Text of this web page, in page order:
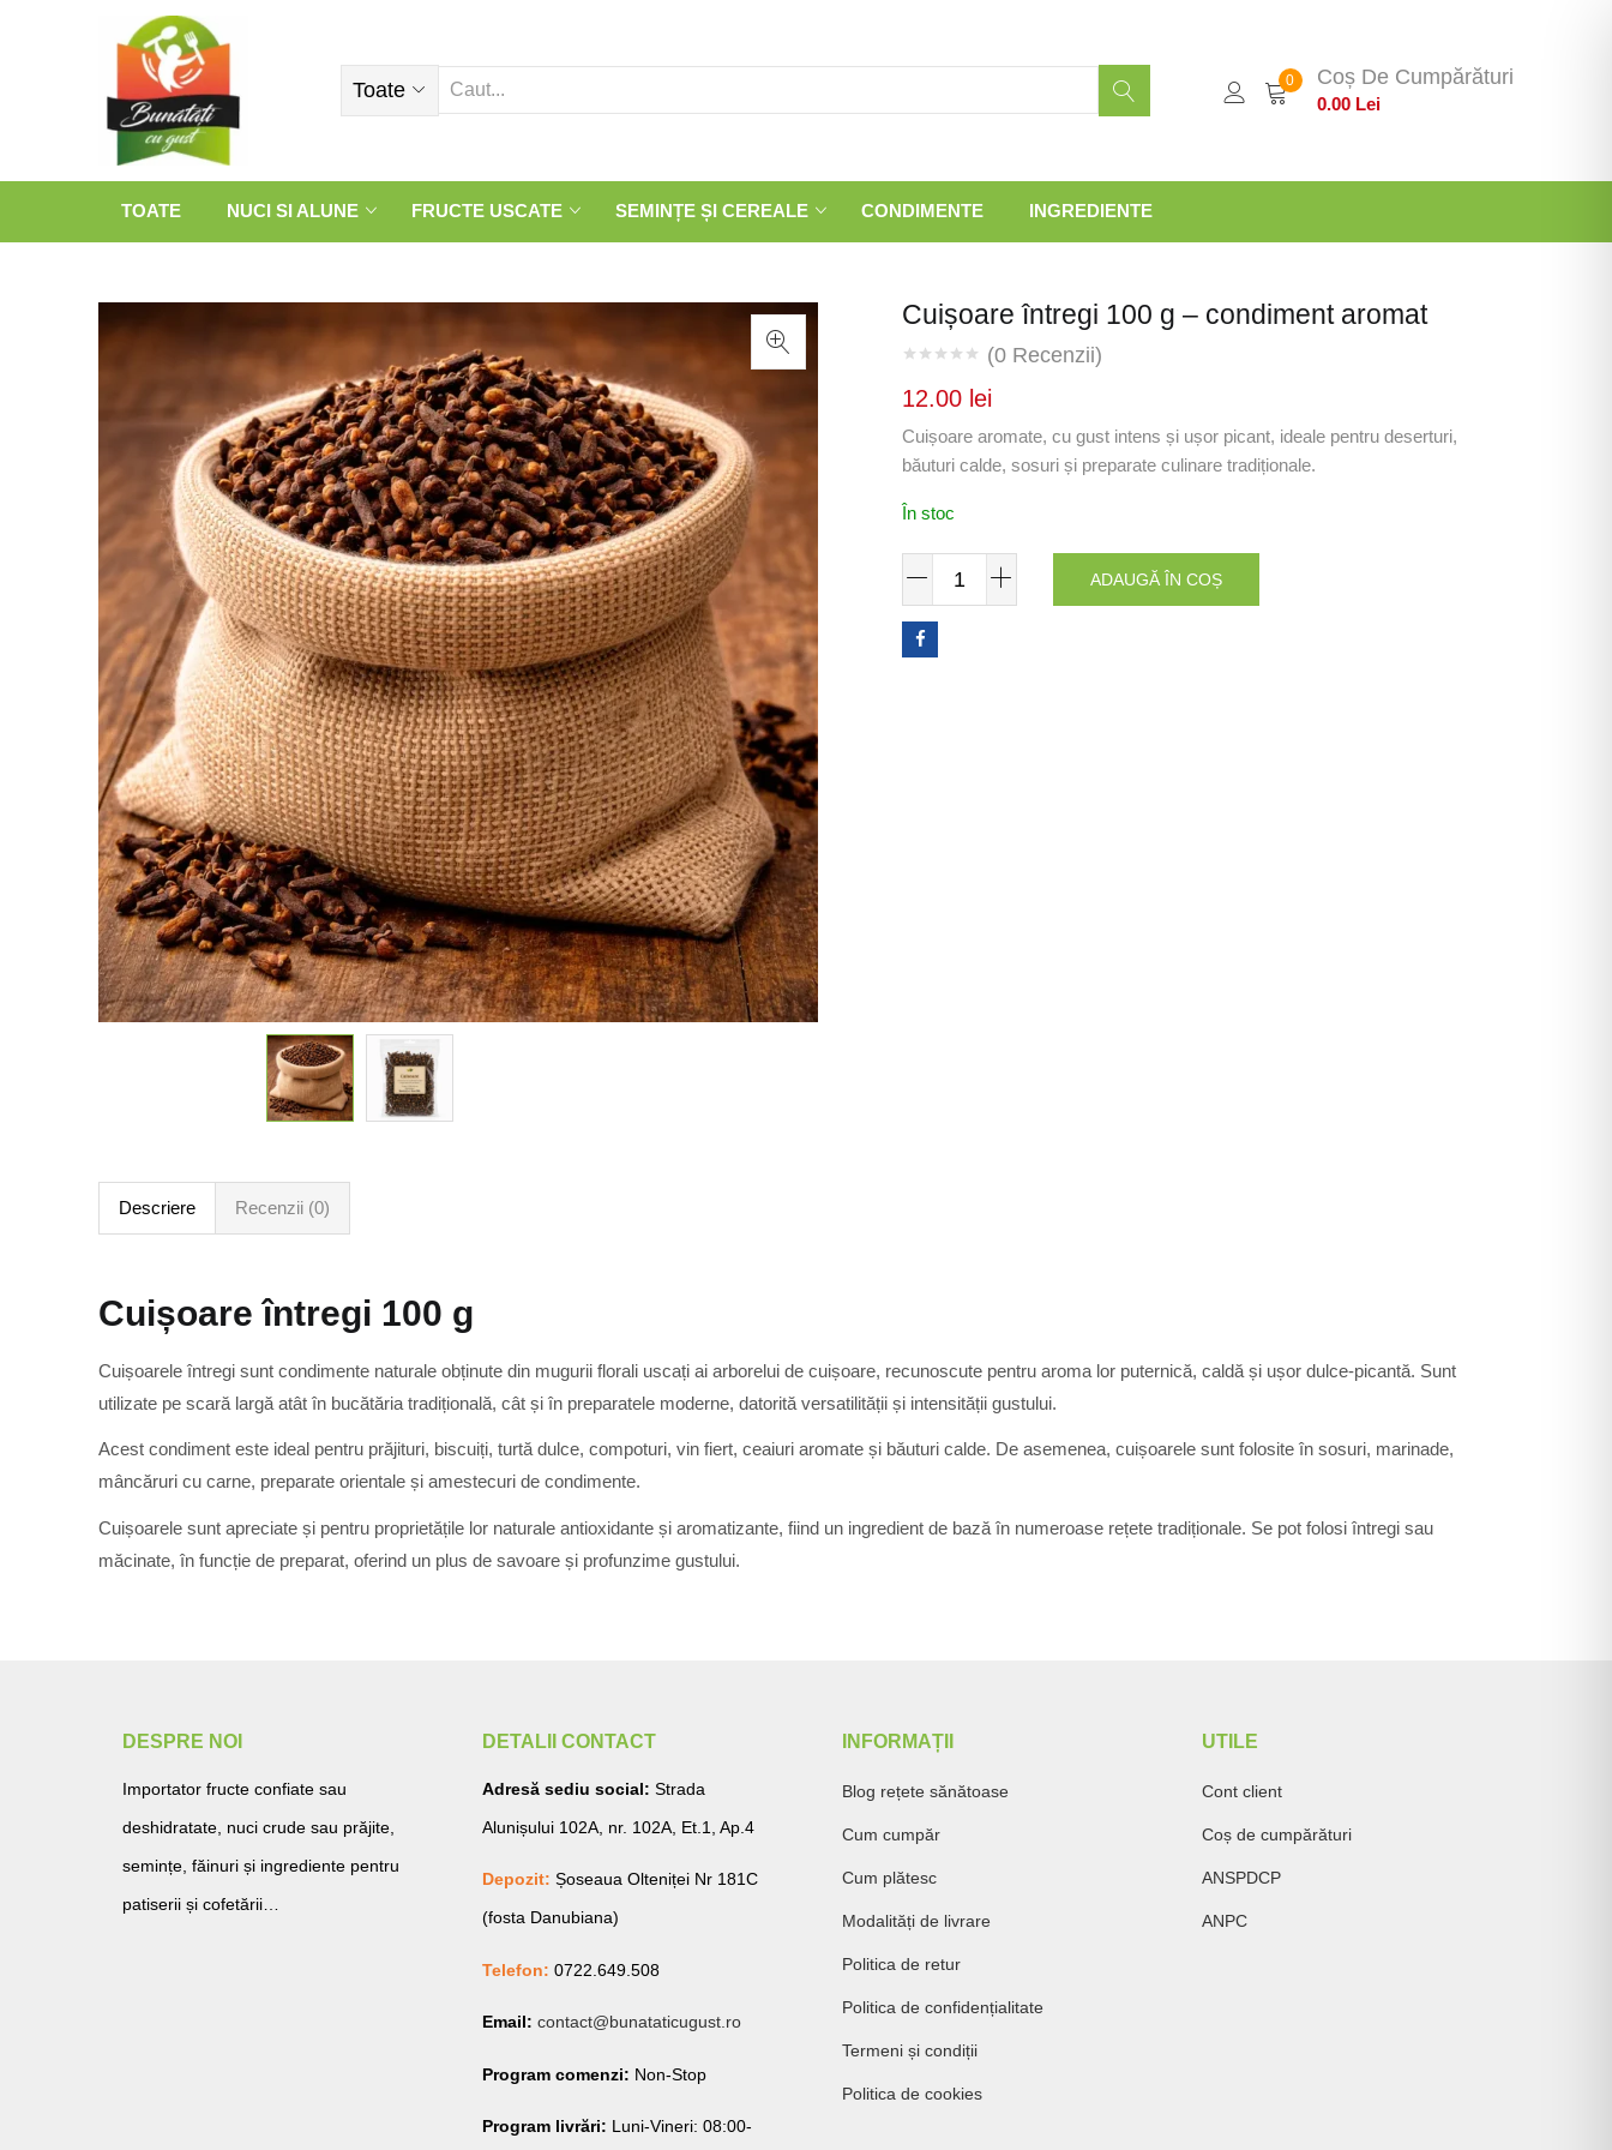
Toate 0 Coș De Cumpărături
0.00 Lei
TOATE NUCI SI ALUNE FRUCTE USCATE SEMINȚE ȘI CEREALE CONDIMENTE INGREDIENTE
Cuișoare întregi 100 g – condiment aromat
(0 Recenzii)
12.00 lei
Cuișoare aromate, cu gust intens și ușor picant, ideale pentru deserturi,
băuturi calde, sosuri și preparate culinare tradiționale.
În stoc
ADAUGĂ ÎN COȘ
Descriere Recenzii (0)
Cuișoare întregi 100 g
Cuișoarele întregi sunt condimente naturale obținute din mugurii florali uscați ai arborelui de cuișoare, recunoscute pentru aroma lor puternică, caldă și ușor dulce-picantă. Sunt
utilizate pe scară largă atât în bucătăria tradițională, cât și în preparatele moderne, datorită versatilității și intensității gustului.
Acest condiment este ideal pentru prăjituri, biscuiți, turtă dulce, compoturi, vin fiert, ceaiuri aromate și băuturi calde. De asemenea, cuișoarele sunt folosite în sosuri, marinade,
mâncăruri cu carne, preparate orientale și amestecuri de condimente.
Cuișoarele sunt apreciate și pentru proprietățile lor naturale antioxidante și aromatizante, fiind un ingredient de bază în numeroase rețete tradiționale. Se pot folosi întregi sau
măcinate, în funcție de preparat, oferind un plus de savoare și profunzime gustului.
DESPRE NOI
Importator fructe confiate sau
deshidratate, nuci crude sau prăjite,
semințe, făinuri și ingrediente pentru
patiserii și cofetării…
DETALII CONTACT
Adresă sediu social: Strada
Alunișului 102A, nr. 102A, Et.1, Ap.4
Depozit: Șoseaua Olteniței Nr 181C
(fosta Danubiana)
Telefon: 0722.649.508
Email: contact@bunataticugust.ro
Program comenzi: Non-Stop
Program livrări: Luni-Vineri: 08:00-
INFORMAȚII
Blog rețete sănătoase
Cum cumpăr
Cum plătesc
Modalități de livrare
Politica de retur
Politica de confidențialitate
Termeni și condiții
Politica de cookies
UTILE
Cont client
Coș de cumpărături
ANSPDCP
ANPC